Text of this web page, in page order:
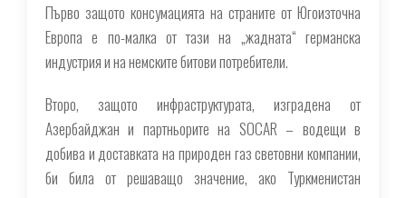
Първо защото консумацията на страните от Югоизточна
Европа е по-малка от тази на „жадната“ германска
индустрия и на немските битови потребители.
Второ, защото инфраструктурата, изградена от
Азербайджан и партньорите на SOCAR – водещи в
добива и доставката на природен газ световни компании,
би била от решаващо значение, ако Туркменистан